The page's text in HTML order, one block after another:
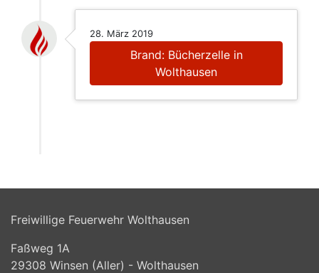
28. März 2019
Brand: Bücherzelle in
Wolthausen
Freiwillige Feuerwehr Wolthausen
Faßweg 1A
29308 Winsen (Aller) - Wolthausen